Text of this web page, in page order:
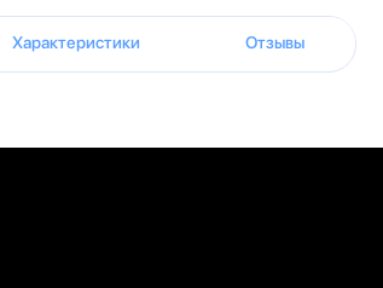
Характеристики Отзывы